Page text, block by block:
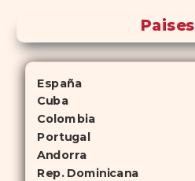
Paises
España
Cuba
Colombia
Portugal
Andorra
Rep. Dominicana